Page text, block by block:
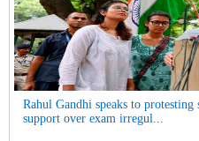
Rahul Gandhi speaks to protesting
support over exam irregul...